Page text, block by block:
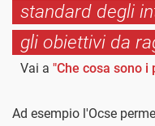
standard degli
gli obiettivi da
Vai a "Che cosa sono i
Ad esempio l'Ocse